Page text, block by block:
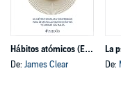
Hábitos atómicos (Español neutro)
De: James Clear
De: